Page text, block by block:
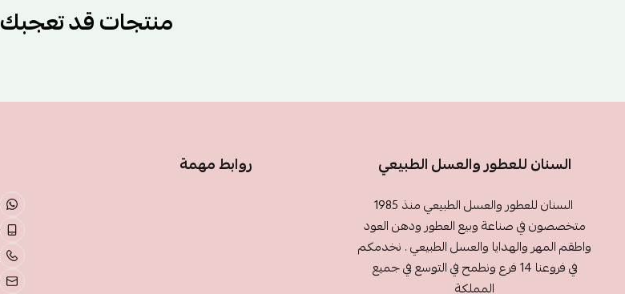
منتجات قد تعجبك
السنان للعطور والعسل الطبيعي
السنان للعطور والعسل الطبيعي منذ 1985
متخصصون في صناعة وبيع العطور ودهن العود
واطقم المهر والهدايا والعسل الطبيعي . نخدمكم
في فروعنا 14 فرع ونطمح في التوسع في جميع
المملكة
روابط مهمة